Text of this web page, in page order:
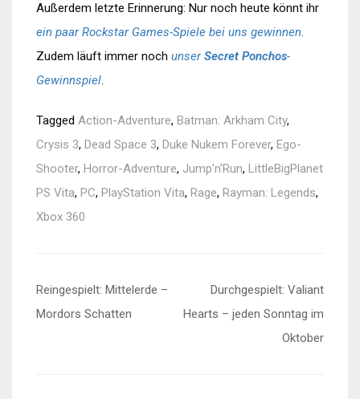
Außerdem letzte Erinnerung: Nur noch heute könnt ihr
ein paar Rockstar Games-Spiele bei uns gewinnen.
Zudem läuft immer noch unserSecret Ponchos-
Gewinnspiel.
Tagged Action-Adventure, Batman: Arkham City,
Crysis 3, Dead Space 3, Duke Nukem Forever, Ego-
Shooter, Horror-Adventure, Jump'n'Run, LittleBigPlanet
PS Vita, PC, PlayStation Vita, Rage, Rayman: Legends,
Xbox 360
Beitragsnavigation
Reingespielt: Mittelerde –
Mordors Schatten
Durchgespielt: Valiant
Hearts – jeden Sonntag im
Oktober